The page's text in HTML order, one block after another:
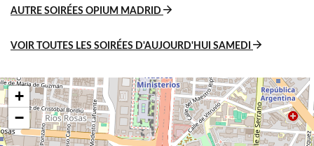
AUTRE SOIRÉES OPIUM MADRID
VOIR TOUTES LES SOIRÉES D'AUJOURD'HUI SAMEDI